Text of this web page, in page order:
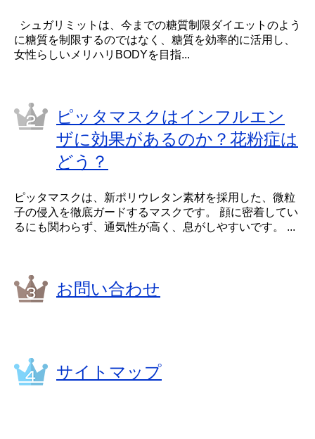
シュガリミットは、今までの糖質制限ダイエットのよう
に糖質を制限するのではなく、糖質を効率的に活用し、
女性らしいメリハリBODYを目指...
ピッタマスクはインフルエン
ザに効果があるのか？花粉症は
どう？
ピッタマスクは、新ポリウレタン素材を採用した、微粒
子の侵入を徹底ガードするマスクです。 顔に密着してい
るにも関わらず、通気性が高く、息がしやすいです。 ...
お問い合わせ
サイトマップ